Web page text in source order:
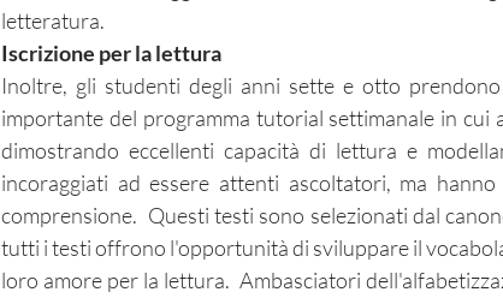
letteratura.
Iscrizione per la lettura
Inoltre, gli studenti degli anni sette e otto
importante del programma tutorial settimanale in cui
dimostrando eccellenti capacità di lettura e
incoraggiati ad essere attenti ascoltatori, ma
comprensione. Questi testi sono selezionati dal
tutti i testi offrono l'opportunità di sviluppare il
loro amore per la lettura. Ambasciatori